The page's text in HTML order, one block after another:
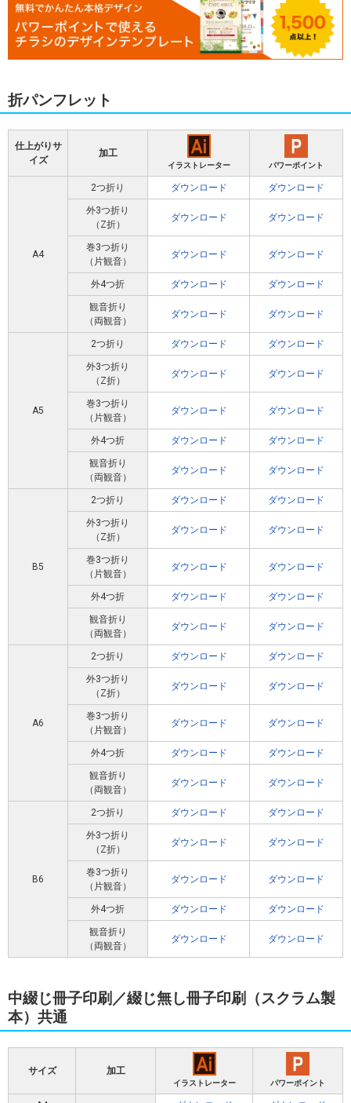
折パンフレット
仕上がりサ
イズ
加工
イラストレーター パワーポイント
A4
2つ折り ダウンロード ダウンロード
外3つ折り
（Z折）
ダウンロード ダウンロード
巻3つ折り
（片観音）
ダウンロード ダウンロード
外4つ折 ダウンロード ダウンロード
観音折り
（両観音）
ダウンロード ダウンロード
A5
2つ折り ダウンロード ダウンロード
外3つ折り
（Z折）
ダウンロード ダウンロード
巻3つ折り
（片観音）
ダウンロード ダウンロード
外4つ折 ダウンロード ダウンロード
観音折り
（両観音）
ダウンロード ダウンロード
B5
2つ折り ダウンロード ダウンロード
外3つ折り
（Z折）
ダウンロード ダウンロード
巻3つ折り
（片観音）
ダウンロード ダウンロード
外4つ折 ダウンロード ダウンロード
観音折り
（両観音）
ダウンロード ダウンロード
A6
2つ折り ダウンロード ダウンロード
外3つ折り
（Z折）
ダウンロード ダウンロード
巻3つ折り
（片観音）
ダウンロード ダウンロード
外4つ折 ダウンロード ダウンロード
観音折り
（両観音）
ダウンロード ダウンロード
B6
2つ折り ダウンロード ダウンロード
外3つ折り
（Z折）
ダウンロード ダウンロード
巻3つ折り
（片観音）
ダウンロード ダウンロード
外4つ折 ダウンロード ダウンロード
観音折り
（両観音）
ダウンロード ダウンロード
中綴じ冊子印刷／綴じ無し冊子印刷（スクラム製
本）共通
サイズ 加工
イラストレーター パワーポイント